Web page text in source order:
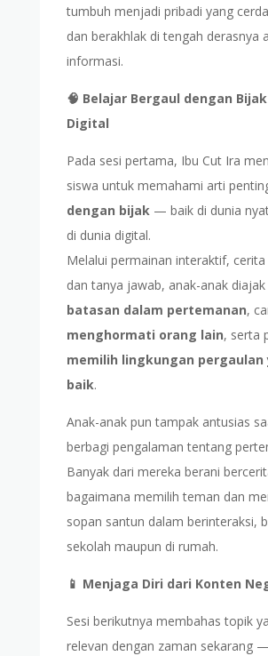
tumbuh menjadi pribadi yang
dan berakhlak di tengah derasnya
informasi.
🧠 Belajar Bergaul dengan
Digital
Pada sesi pertama, Ibu Cut Ira
siswa untuk memahami arti
dengan bijak— baik di dunia
di dunia digital.
Melalui permainan interaktif, cerita
dan tanya jawab, anak-anak
batasan dalam pertemanan,
menghormati orang lain, serta
memilih lingkungan pergaulan
baik.
Anak-anak pun tampak antusias
berbagi pengalaman tentang
Banyak dari mereka berani
bagaimana memilih teman dan
sopan santun dalam berinteraksi,
sekolah maupun di rumah.
📱 Menjaga Diri dari Konten
Sesi berikutnya membahas topik
relevan dengan zaman sekarang —